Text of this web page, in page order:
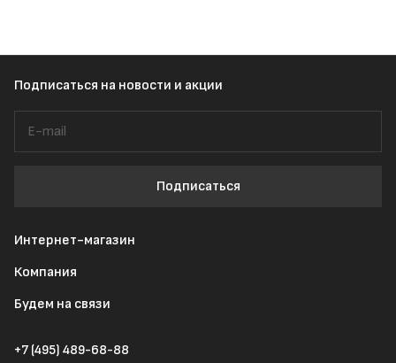
Подписаться на новости и акции
Подписаться
Интернет-магазин
Компания
Будем на связи
+7 (495) 489-68-88